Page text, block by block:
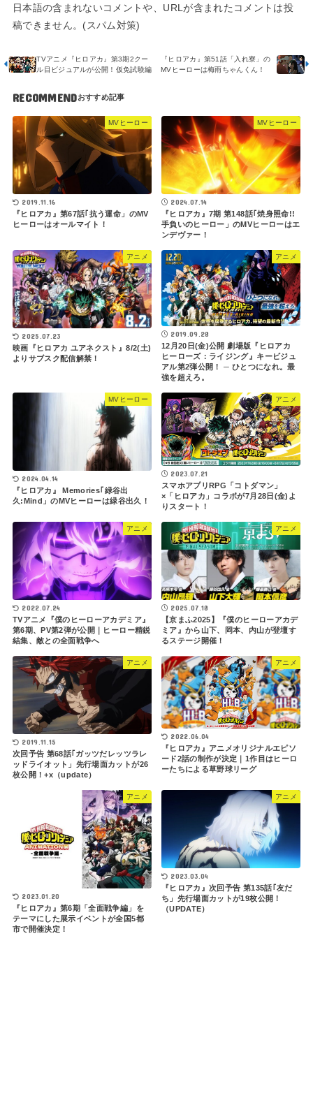
日本語の含まれないコメントや、URLが含まれたコメントは投
稿できません。(スパム対策)
『ヒロアカ』第51話「入れ寮」の
MVヒーローは梅雨ちゃんくん！
TVアニメ『ヒロアカ』第3期2クー
ル目ビジュアルが公開！仮免試験編
RECOMMEND
MVヒーロー
2019.11.16
『ヒロアカ』第67話｢抗う運命」のMV
ヒーローはオールマイト！
MVヒーロー
2024.07.14
『ヒロアカ』7期 第148話｢焼身照命!!
手負いのヒーロー」のMVヒーローはエ
ンデヴァー！
アニメ
2025.07.23
映画『ヒロアカ ユアネクスト』8/2(土)
よりサブスク配信解禁！
アニメ
2019.09.28
12月20日(金)公開 劇場版『ヒロアカ
ヒーローズ：ライジング』キービジュ
アル第2弾公開！ ─ ひとつになれ。最
強を超えろ。
MVヒーロー
2024.04.14
『ヒロアカ』 Memories｢緑谷出
久:Mind」のMVヒーローは緑谷出久！
アニメ
2023.07.21
スマホアプリRPG「コトダマン」
×「ヒロアカ」コラボが7月28日(金)よ
りスタート！
アニメ
2022.07.24
TVアニメ『僕のヒーローアカデミア』
第6期、PV第2弾が公開｜ヒーロー精鋭
結集、敵との全面戦争へ
アニメ
2025.07.18
【京まふ2025】『僕のヒーローアカデ
ミア』から山下、岡本、内山が登壇す
るステージ開催！
アニメ
2019.11.15
次回予告 第68話｢ガッツだレッツラレ
ッドライオット」先行場面カットが26
枚公開！+x（update）
アニメ
2022.06.04
『ヒロアカ』アニメオリジナルエピソ
ード2話の制作が決定｜1作目はヒーロ
ーたちによる草野球リーグ
アニメ
2023.01.20
『ヒロアカ』第6期「全面戦争編」を
テーマにした展示イベントが全国5都
市で開催決定！
アニメ
2023.03.04
『ヒロアカ』次回予告 第135話｢友だ
ち」先行場面カットが19枚公開！
（UPDATE）